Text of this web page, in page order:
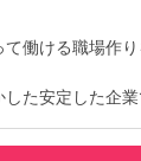
働ける職場作
た安定した企業
物綺麗・駅チ